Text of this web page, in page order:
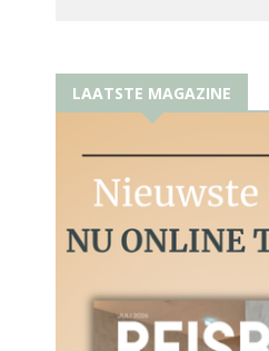
LAATSTE MAGAZINE